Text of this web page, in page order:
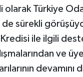
Türkiye
sürekli
ile ilgili
ve
devamını